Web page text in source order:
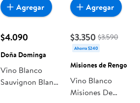
$4.090
Doña Dominga
Vino Blanco
Sauvignon Blanc
Agregar
$3.350 $3.590
Ahorra $240
Misiones de Rengo
Vino Blanco
Misiones De
Agregar